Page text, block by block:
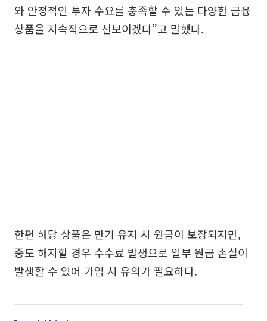
와 안정적인 투자 수요를 충족할 수 있는 다양한 금융
상품을 지속적으로 선보이겠다”고 말했다.
한편 해당 상품은 만기 유지 시 원금이 보장되지만,
중도 해지할 경우 수수료 발생으로 일부 원금 손실이
발생할 수 있어 가입 시 유의가 필요하다.